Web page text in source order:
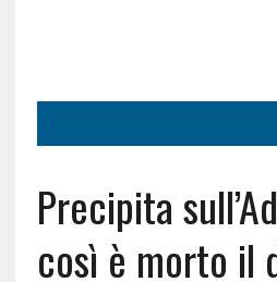
Precipita
così è morto il